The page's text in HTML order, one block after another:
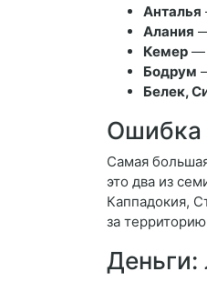
Анталья
Алания
Кемер —
Бодрум
Белек,
Ошибка
Самая
это два из
Каппадокия,
за